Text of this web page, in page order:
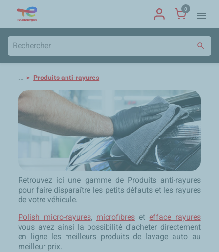
0
menu
search
... Produits anti-rayures
Retrouvez ici une gamme de Produits anti-rayures
pour faire disparaître les petits défauts et les rayures
de votre véhicule.
Polish micro-rayures, microfibresetefface rayures
vous avez ainsi la possibilité d'acheter directement
en ligne les meilleurs produits de lavage auto au
meilleur prix.